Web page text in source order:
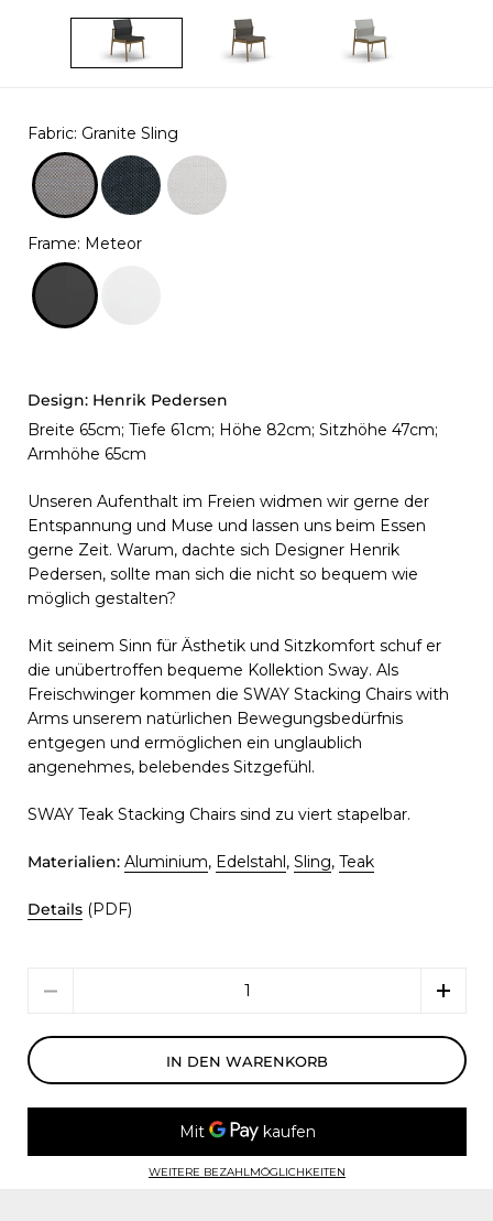
Fabric: Granite Sling
Frame: Meteor
Design: Henrik Pedersen
Breite 65cm; Tiefe 61cm; Höhe 82cm; Sitzhöhe 47cm;
Armhöhe 65cm
Unseren Aufenthalt im Freien widmen wir gerne der
Entspannung und Muse und lassen uns beim Essen
gerne Zeit. Warum, dachte sich Designer Henrik
Pedersen, sollte man sich die nicht so bequem wie
möglich gestalten?
Mit seinem Sinn für Ästhetik und Sitzkomfort schuf er
die unübertroffen bequeme Kollektion Sway. Als
Freischwinger kommen die SWAY Stacking Chairs with
Arms unserem natürlichen Bewegungsbedürfnis
entgegen und ermöglichen ein unglaublich
angenehmes, belebendes Sitzgefühl.
SWAY Teak Stacking Chairs sind zu viert stapelbar.
Materialien: Aluminium, Edelstahl, Sling, Teak
Details (PDF)
IN DEN WARENKORB
WEITERE BEZAHLMÖGLICHKEITEN